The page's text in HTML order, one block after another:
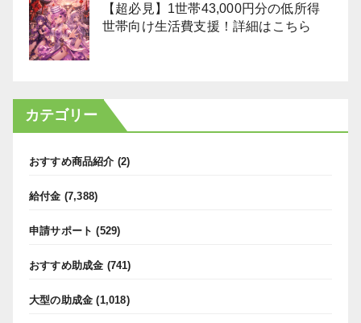
【超必見】1世帯43,000円分の低所得
世帯向け生活費支援！詳細はこちら
カテゴリー
おすすめ商品紹介 (2)
給付金 (7,388)
申請サポート (529)
おすすめ助成金 (741)
大型の助成金 (1,018)